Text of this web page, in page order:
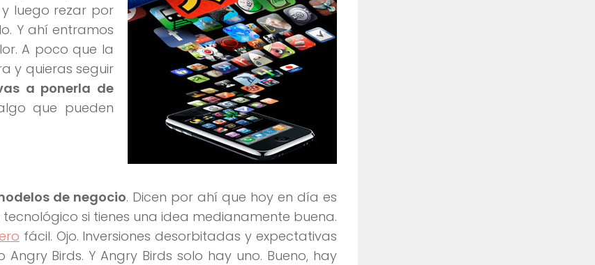
luego rezar por
Y ahí entramos
A poco que la
y quieras seguir
a ponerla de
que pueden
de negocio. Dicen por ahí que hoy en día es
si tienes una idea medianamente buena.
fácil. Ojo. Inversiones desorbitadas y expectativas
Birds. Y Angry Birds solo hay uno. Bueno, hay